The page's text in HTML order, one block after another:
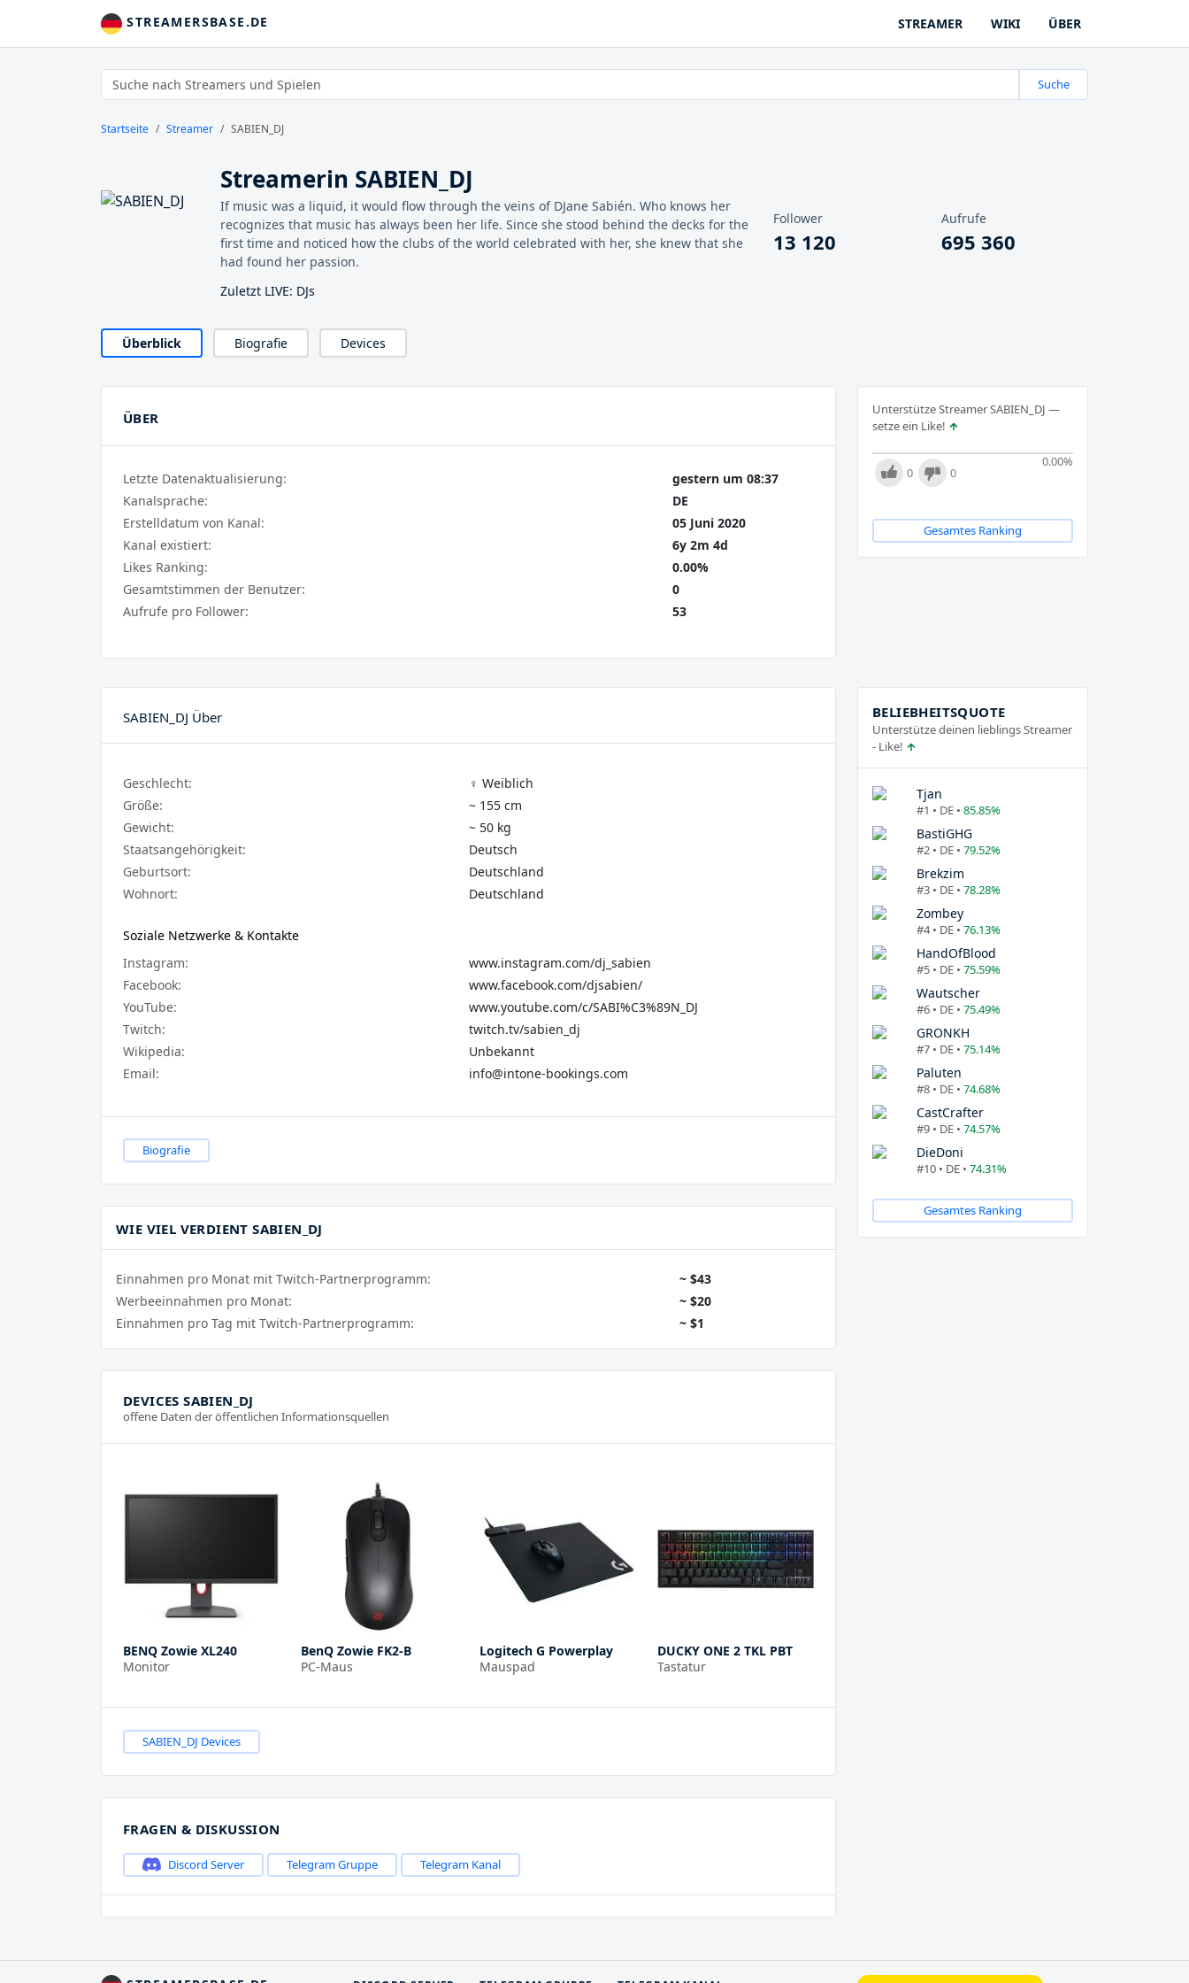
STREAMERSBASE.DE STREAMER WIKI ÜBER
Suche
Startseite Streamer SABIEN_DJ
Streamerin SABIEN_DJ
If music was a liquid, it would flow through the veins of DJane Sabién. Who knows her
recognizes that music has always been her life. Since she stood behind the decks for the
first time and noticed how the clubs of the world celebrated with her, she knew that she
had found her passion.
Zuletzt LIVE: DJs
Follower
13 120
Aufrufe
695 360
Überblick Biografie Devices
Unterstütze Streamer SABIEN_DJ —
setze ein Like!
0.00%
0 0
Gesamtes Ranking
ÜBER
Letzte Datenaktualisierung:
gestern um 08:37
Kanalsprache:
DE
Erstelldatum von Kanal:
05 Juni 2020
Kanal existiert:
6y 2m 4d
Likes Ranking:
0.00%
Gesamtstimmen der Benutzer:
0
Aufrufe pro Follower:
53
SABIEN_DJ Über
Geschlecht:
♀️ Weiblich
Größe:
~ 155 cm
Gewicht:
~ 50 kg
Staatsangehörigkeit:
Deutsch
Geburtsort:
Deutschland
Wohnort:
Deutschland
Soziale Netzwerke & Kontakte
Instagram:
www.instagram.com/dj_sabien
Facebook:
www.facebook.com/djsabien/
YouTube:
www.youtube.com/c/SABI%C3%89N_DJ
Twitch:
twitch.tv/sabien_dj
Wikipedia:
Unbekannt
Email:
info@intone-bookings.com
Biografie
WIE VIEL VERDIENT SABIEN_DJ
Einnahmen pro Monat mit Twitch-Partnerprogramm:
~ $43
Werbeeinnahmen pro Monat:
~ $20
Einnahmen pro Tag mit Twitch-Partnerprogramm:
~ $1
DEVICES SABIEN_DJ
offene Daten der öffentlichen Informationsquellen
BENQ Zowie XL240
Monitor
BenQ Zowie FK2-B
PC-Maus
Logitech G Powerplay
Mauspad
DUCKY ONE 2 TKL PBT
Tastatur
SABIEN_DJ Devices
FRAGEN & DISKUSSION
Discord Server Telegram Gruppe Telegram Kanal
BELIEBHEITSQUOTE
Unterstütze deinen lieblings Streamer
- Like!
Tjan
#1 • DE • 85.85%
BastiGHG
#2 • DE • 79.52%
Brekzim
#3 • DE • 78.28%
Zombey
#4 • DE • 76.13%
HandOfBlood
#5 • DE • 75.59%
Wautscher
#6 • DE • 75.49%
GRONKH
#7 • DE • 75.14%
Paluten
#8 • DE • 74.68%
CastCrafter
#9 • DE • 74.57%
DieDoni
#10 • DE • 74.31%
Gesamtes Ranking